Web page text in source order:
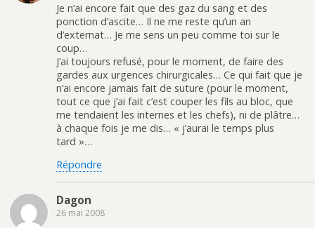
Je n’ai encore fait que des gaz du sang et des
ponction d’ascite… Il ne me reste qu’un an
d’externat… Je me sens un peu comme toi sur le
coup…
J’ai toujours refusé, pour le moment, de faire des
gardes aux urgences chirurgicales… Ce qui fait que je
n’ai encore jamais fait de suture (pour le moment,
tout ce que j’ai fait c’est couper les fils au bloc, que
me tendaient les internes et les chefs), ni de plâtre…
à chaque fois je me dis… « j’aurai le temps plus
tard »…
Répondre
Dagon
26 mai 2008